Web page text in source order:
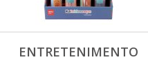
ENTRETENIMENTO